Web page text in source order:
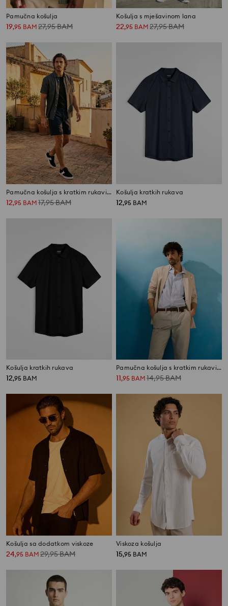
Pamučna košulja
19,95 BAM 27,95BAM
Košulja s mješavinom lana
22,95 BAM 27,95BAM
Pamučna košulja s kratkim rukavima
12,95 BAM 17,95BAM
Košulja kratkih rukava
12,95 BAM
Košulja kratkih rukava
12,95 BAM
Pamučna košulja s kratkim rukavima
11,95 BAM 14,95BAM
Košulja sa dodatkom viskoze
24,95 BAM 29,95BAM
Viskoza košulja
15,95 BAM